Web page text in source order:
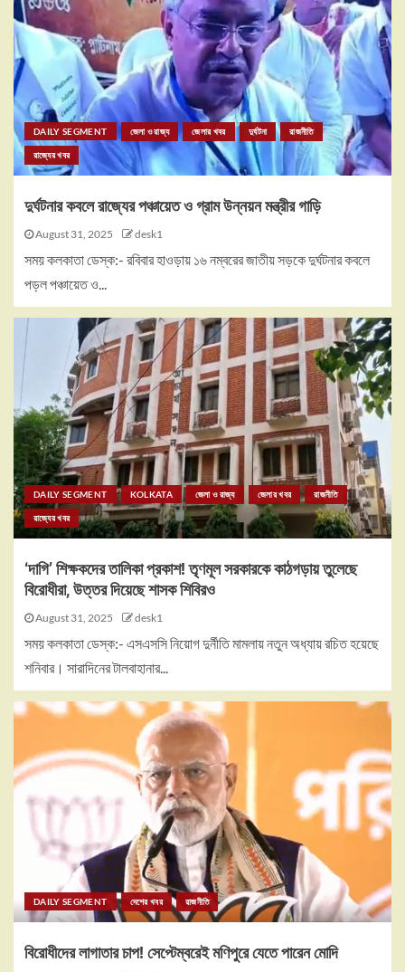
DAILY SEGMENT জেলা ও রাজ্য জেলার খবর দুর্ঘটনা রাজনীতি
রাজ্যের খবর
দুর্ঘটনার কবলে রাজ্যের পঞ্চায়েত ও গ্রাম উন্নয়ন মন্ত্রীর গাড়ি
August 31, 2025 desk1
সময় কলকাতা ডেস্ক:- রবিবার হাওড়ায় ১৬ নম্বরের জাতীয় সড়কে দুর্ঘটনার কবলে
পড়ল পঞ্চায়েত ও...
DAILY SEGMENT KOLKATA জেলা ও রাজ্য জেলার খবর রাজনীতি
রাজ্যের খবর
‘দাগি’ শিক্ষকদের তালিকা প্রকাশ! তৃণমূল সরকারকে কাঠগড়ায় তুলেছে
বিরোধীরা, উত্তর দিয়েছে শাসক শিবিরও
August 31, 2025 desk1
সময় কলকাতা ডেস্ক:- এসএসসি নিয়োগ দুর্নীতি মামলায় নতুন অধ্যায় রচিত হয়েছে
শনিবার। সারাদিনের টালবাহানার...
DAILY SEGMENT দেশের খবর রাজনীতি
বিরোধীদের লাগাতার চাপ! সেপ্টেম্বরেই মণিপুরে যেতে পারেন মোদি